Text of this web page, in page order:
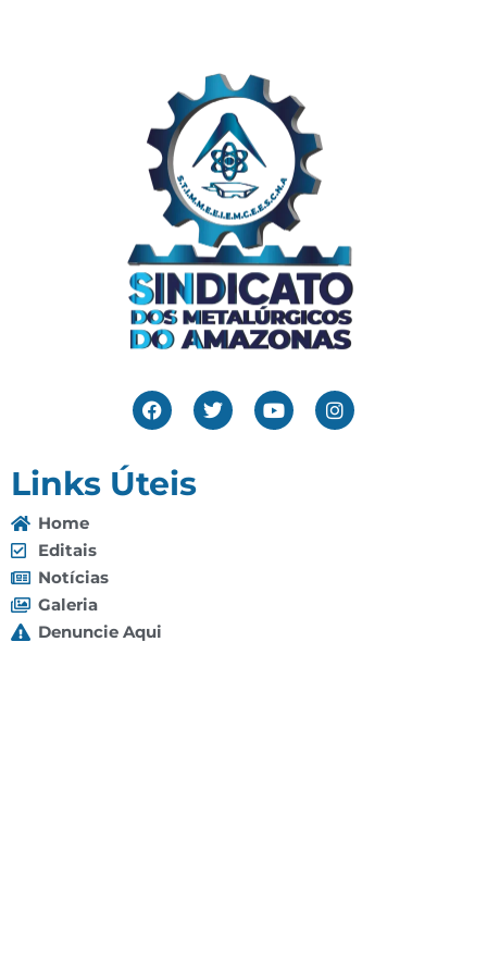
Links Úteis
Home
Editais
Notícias
Galeria
Denuncie Aqui